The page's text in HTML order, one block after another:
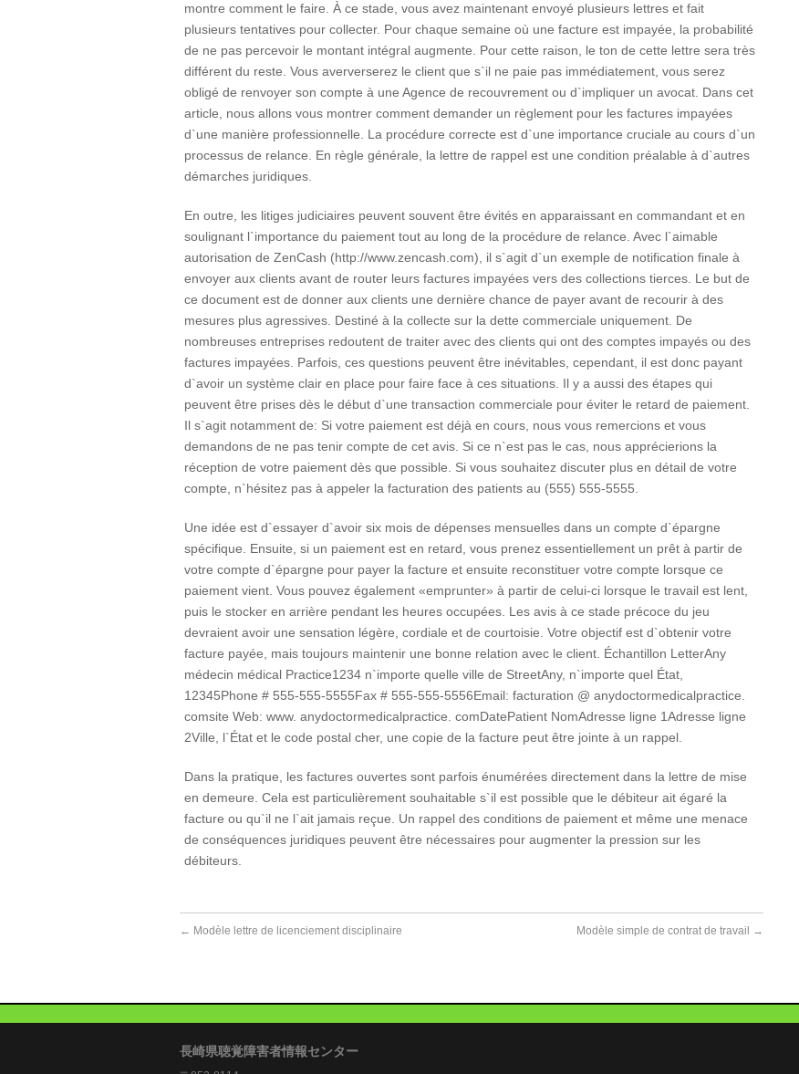
montre comment le faire. À ce stade, vous avez maintenant envoyé plusieurs lettres et fait
plusieurs tentatives pour collecter. Pour chaque semaine où une facture est impayée, la probabilité
de ne pas percevoir le montant intégral augmente. Pour cette raison, le ton de cette lettre sera très
différent du reste. Vous aververserez le client que s`il ne paie pas immédiatement, vous serez
obligé de renvoyer son compte à une Agence de recouvrement ou d`impliquer un avocat. Dans cet
article, nous allons vous montrer comment demander un règlement pour les factures impayées
d`une manière professionnelle. La procédure correcte est d`une importance cruciale au cours d`un
processus de relance. En règle générale, la lettre de rappel est une condition préalable à d`autres
démarches juridiques.
En outre, les litiges judiciaires peuvent souvent être évités en apparaissant en commandant et en
soulignant l`importance du paiement tout au long de la procédure de relance. Avec l`aimable
autorisation de ZenCash (http://www.zencash.com), il s`agit d`un exemple de notification finale à
envoyer aux clients avant de router leurs factures impayées vers des collections tierces. Le but de
ce document est de donner aux clients une dernière chance de payer avant de recourir à des
mesures plus agressives. Destiné à la collecte sur la dette commerciale uniquement. De
nombreuses entreprises redoutent de traiter avec des clients qui ont des comptes impayés ou des
factures impayées. Parfois, ces questions peuvent être inévitables, cependant, il est donc payant
d`avoir un système clair en place pour faire face à ces situations. Il y a aussi des étapes qui
peuvent être prises dès le début d`une transaction commerciale pour éviter le retard de paiement.
Il s`agit notamment de: Si votre paiement est déjà en cours, nous vous remercions et vous
demandons de ne pas tenir compte de cet avis. Si ce n`est pas le cas, nous apprécierions la
réception de votre paiement dès que possible. Si vous souhaitez discuter plus en détail de votre
compte, n`hésitez pas à appeler la facturation des patients au (555) 555-5555.
Une idée est d`essayer d`avoir six mois de dépenses mensuelles dans un compte d`épargne
spécifique. Ensuite, si un paiement est en retard, vous prenez essentiellement un prêt à partir de
votre compte d`épargne pour payer la facture et ensuite reconstituer votre compte lorsque ce
paiement vient. Vous pouvez également «emprunter» à partir de celui-ci lorsque le travail est lent,
puis le stocker en arrière pendant les heures occupées. Les avis à ce stade précoce du jeu
devraient avoir une sensation légère, cordiale et de courtoisie. Votre objectif est d`obtenir votre
facture payée, mais toujours maintenir une bonne relation avec le client. Échantillon LetterAny
médecin médical Practice1234 n`importe quelle ville de StreetAny, n`importe quel État,
12345Phone # 555-555-5555Fax # 555-555-5556Email: facturation @ anydoctormedicalpractice.
comsite Web: www. anydoctormedicalpractice. comDatePatient NomAdresse ligne 1Adresse ligne
2Ville, l`État et le code postal cher, une copie de la facture peut être jointe à un rappel.
Dans la pratique, les factures ouvertes sont parfois énumérées directement dans la lettre de mise
en demeure. Cela est particulièrement souhaitable s`il est possible que le débiteur ait égaré la
facture ou qu`il ne l`ait jamais reçue. Un rappel des conditions de paiement et même une menace
de conséquences juridiques peuvent être nécessaires pour augmenter la pression sur les
débiteurs.
← Modèle lettre de licenciement disciplinaire Modèle simple de contrat de travail →
長崎県聴覚障害者情報センター